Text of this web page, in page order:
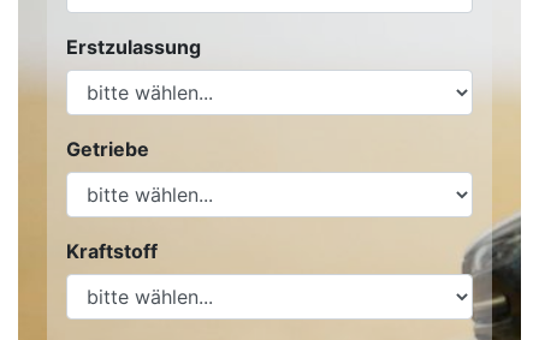
Erstzulassung
Getriebe
Kraftstoff